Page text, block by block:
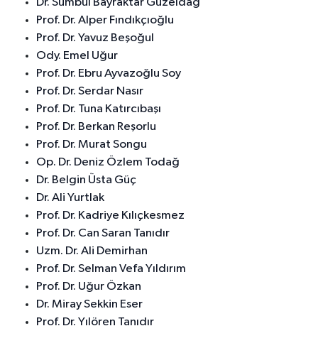
Prof. Dr. Alper Fındıkçıoğlu
Prof. Dr. Yavuz Beşoğul
Ody. Emel Uğur
Prof. Dr. Ebru Ayvazoğlu Soy
Prof. Dr. Serdar Nasır
Prof. Dr. Tuna Katırcıbaşı
Prof. Dr. Berkan Reşorlu
Prof. Dr. Murat Songu
Op. Dr. Deniz Özlem Todağ
Dr. Belgin Üsta Güç
Dr. Ali Yurtlak
Prof. Dr. Kadriye Kılıçkesmez
Prof. Dr. Can Saran Tanıdır
Uzm. Dr. Ali Demirhan
Prof. Dr. Selman Vefa Yıldırım
Prof. Dr. Uğur Özkan
Dr. Miray Sekkin Eser
Prof. Dr. Yılören Tanıdır